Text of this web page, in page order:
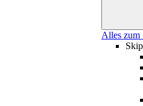
Alles zum